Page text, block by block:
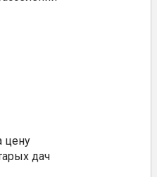
цену
дач